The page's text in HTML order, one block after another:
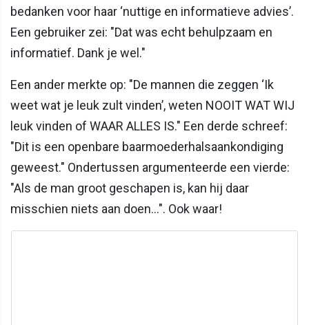
bedanken voor haar ‘nuttige en informatieve advies’.
Een gebruiker zei: "Dat was echt behulpzaam en
informatief. Dank je wel."
Een ander merkte op: "De mannen die zeggen ‘Ik
weet wat je leuk zult vinden’, weten NOOIT WAT WIJ
leuk vinden of WAAR ALLES IS." Een derde schreef:
"Dit is een openbare baarmoederhalsaankondiging
geweest." Ondertussen argumenteerde een vierde:
"Als de man groot geschapen is, kan hij daar
misschien niets aan doen...". Ook waar!